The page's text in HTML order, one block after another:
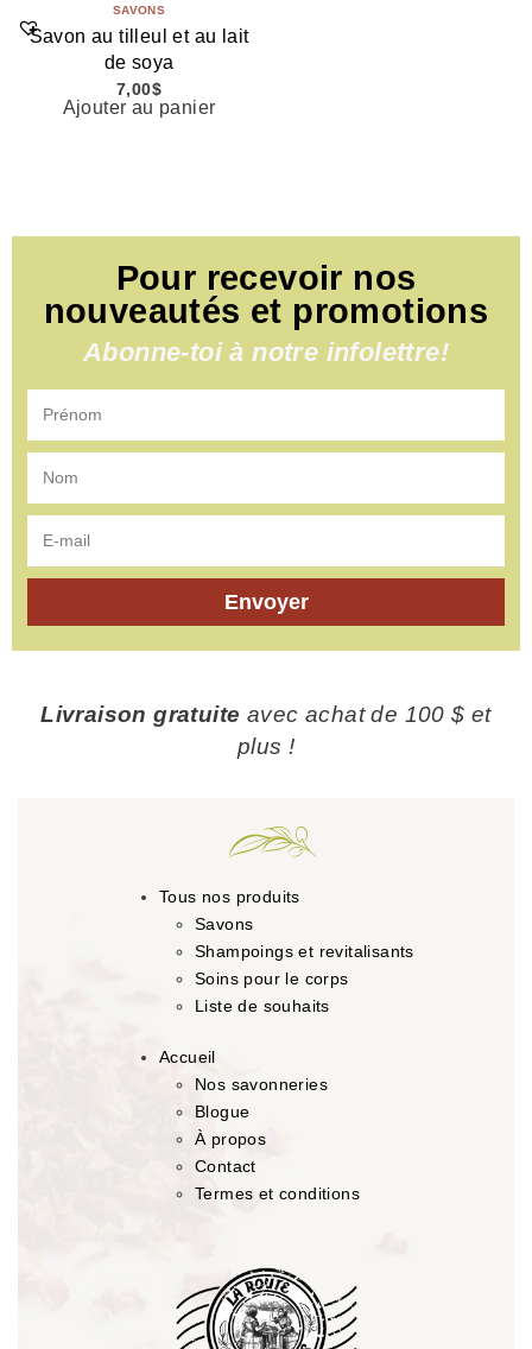
SAVONS
Savon au tilleul et au lait
de soya
7,00$
Ajouter au panier
Pour recevoir nos
nouveautés et promotions
Abonne-toi à notre infolettre!
Envoyer
Livraison gratuite avec achat de 100 $ et
plus !
Tous nos produits
Savons
Shampoings et revitalisants
Soins pour le corps
Liste de souhaits
Accueil
Nos savonneries
Blogue
À propos
Contact
Termes et conditions